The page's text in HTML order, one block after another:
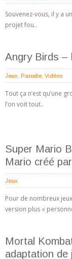
Souvenez-vous, il y a
projet fou..
Angry Birds –
Jeux Parodie Vidéos
Tout ça n’est qu’une
l’on voit tout..
Super Mario
Mario créé
Jeux
Pour de nombreux
version plus «
Mortal
adaptation de